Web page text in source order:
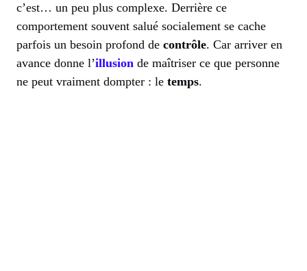
c’est… un peu plus complexe. Derrière ce
comportement souvent salué socialement se cache
parfois un besoin profond de contrôle. Car arriver en
avance donne l’illusion de maîtriser ce que personne
ne peut vraiment dompter : le temps.